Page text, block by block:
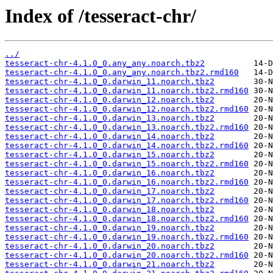
Index of /tesseract-chr/
../
tesseract-chr-4.1.0_0.any_any.noarch.tbz2
tesseract-chr-4.1.0_0.any_any.noarch.tbz2.rmd160
tesseract-chr-4.1.0_0.darwin_11.noarch.tbz2
tesseract-chr-4.1.0_0.darwin_11.noarch.tbz2.rmd160
tesseract-chr-4.1.0_0.darwin_12.noarch.tbz2
tesseract-chr-4.1.0_0.darwin_12.noarch.tbz2.rmd160
tesseract-chr-4.1.0_0.darwin_13.noarch.tbz2
tesseract-chr-4.1.0_0.darwin_13.noarch.tbz2.rmd160
tesseract-chr-4.1.0_0.darwin_14.noarch.tbz2
tesseract-chr-4.1.0_0.darwin_14.noarch.tbz2.rmd160
tesseract-chr-4.1.0_0.darwin_15.noarch.tbz2
tesseract-chr-4.1.0_0.darwin_15.noarch.tbz2.rmd160
tesseract-chr-4.1.0_0.darwin_16.noarch.tbz2
tesseract-chr-4.1.0_0.darwin_16.noarch.tbz2.rmd160
tesseract-chr-4.1.0_0.darwin_17.noarch.tbz2
tesseract-chr-4.1.0_0.darwin_17.noarch.tbz2.rmd160
tesseract-chr-4.1.0_0.darwin_18.noarch.tbz2
tesseract-chr-4.1.0_0.darwin_18.noarch.tbz2.rmd160
tesseract-chr-4.1.0_0.darwin_19.noarch.tbz2
tesseract-chr-4.1.0_0.darwin_19.noarch.tbz2.rmd160
tesseract-chr-4.1.0_0.darwin_20.noarch.tbz2
tesseract-chr-4.1.0_0.darwin_20.noarch.tbz2.rmd160
tesseract-chr-4.1.0_0.darwin_21.noarch.tbz2